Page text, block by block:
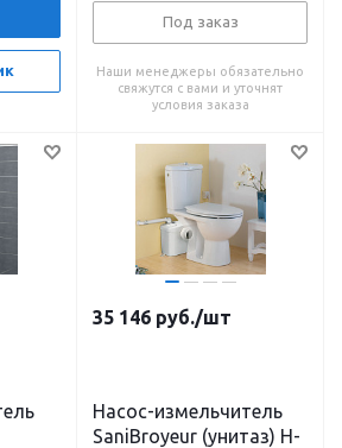
Под заказ
Наши менеджеры обязательно
свяжутся с вами и уточнят
условия заказа
35 146 руб./шт
Насос-измельчитель
SaniВroyeur (унитаз) H-